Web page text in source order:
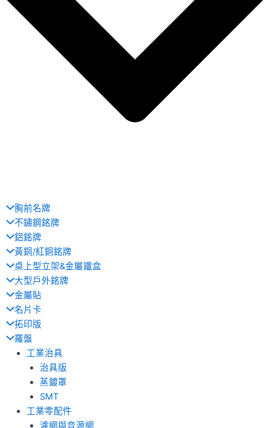
胸前名牌
不鏽鋼銘牌
鋁銘牌
黃銅/紅銅銘牌
桌上型立架&金屬鐵盒
大型戶外銘牌
金屬貼
名片卡
拓印版
羅盤
工業治具
治具版
蒸鍍罩
SMT
工業零配件
濾網與音源網